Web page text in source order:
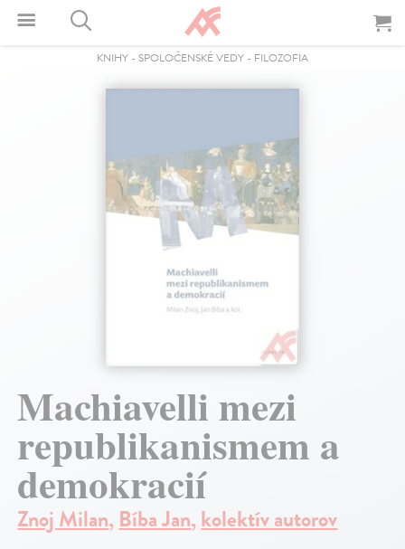
KNIHY - SPOLOČENSKÉ VEDY - FILOZOFIA
Machiavelli mezi
republikanismem a
demokracií
Znoj Milan,Bíba Jan,kolektív autorov